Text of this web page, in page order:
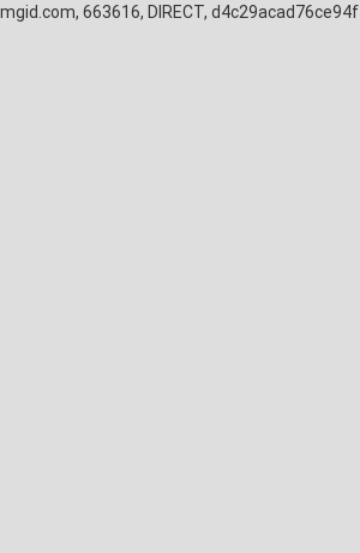
mgid.com, 663616, DIRECT, d4c29acad76ce94f